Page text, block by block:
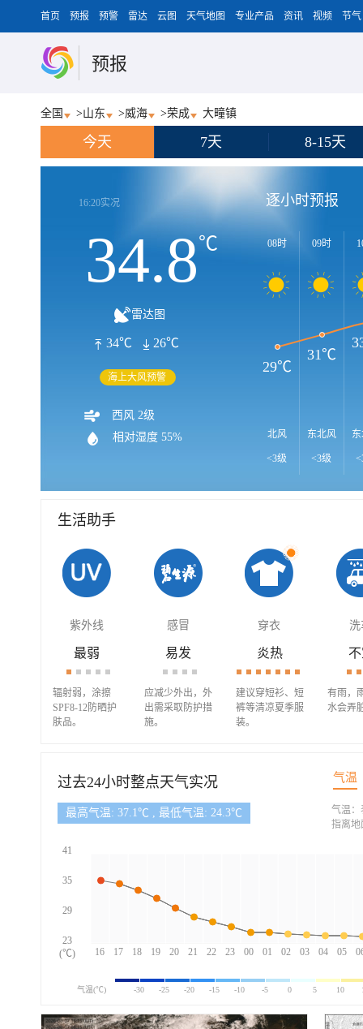
首页 预报 预警 雷达 云图 天气地图 专业产品 资讯 视频 节气
预报
全国 >山东 >威海 >荣成 大疃镇
今天 7天 8-15天
16:20实况
34.8℃
雷达图
34℃ 26℃
海上大风预警
西风 2级
相对湿度 55%
逐小时预报
08时
北风
<3级
09时
东北风
<3级
29℃
31℃
生活助手
紫外线 感冒 穿衣 洗
最弱
辐射弱，涂擦
SPF8-12防晒护
肤品。
易发
应减少外出，外
出需采取防护措
施。
炎热
建议穿短衫、短
裤等清凉夏季服
装。
有雨，
水会弄
过去24小时整点天气实况 气温
最高气温: 37.1℃ , 最低气温: 24.3℃
16 17 18 19 20 21 22 23 00 01 02 03 04 05
41
35
29
23
(℃)
气温：
指离地
气温(℃) -30 -25 -20 -15 -10 -5 0 5 10